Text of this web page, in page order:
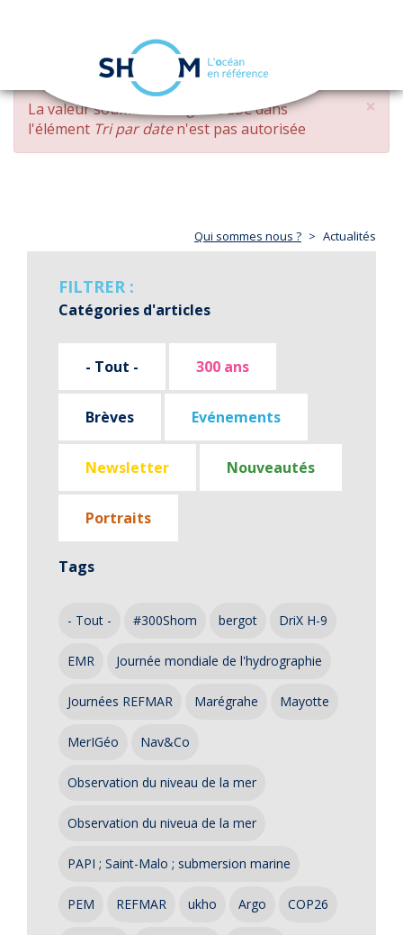
Aller
contenu
principal
navigation
×
MESSAGE
D'ERREUR
La valeur soumise changed DESCdans
l'élément Tri par daten'est pas autorisée
Qui sommes nous ? Actualités
FILTRER :
Catégories d'articles
- Tout - 300 ans
Brèves Evénements
Newsletter Nouveautés
Portraits
Tags
- Tout - #300Shom bergot DriX H-9
EMR Journée mondiale de l'hydrographie
Journées REFMAR Marégrahe Mayotte
MerIGéo Nav&Co
Observation du niveau de la mer
Observation du niveua de la mer
PAPI ; Saint-Malo ; submersion marine
PEM REFMAR ukho Argo COP26